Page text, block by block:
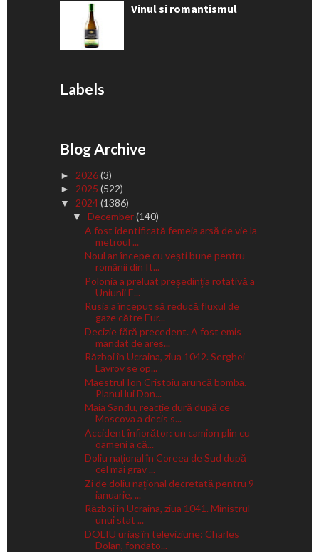
Vinul si romantismul
Labels
Blog Archive
► 2026(3)
► 2025 (522)
▼ 2024(1386)
▼ December(140)
A fost identificată femeia arsă de vie la
metroul ...
Noul an începe cu vești bune pentru
românii din It...
Polonia a preluat preşedinţia rotativă a
Uniunii E...
Rusia a început să reducă fluxul de
gaze către Eur...
Decizie fără precedent. A fost emis
mandat de ares...
Război în Ucraina, ziua 1042. Serghei
Lavrov se op...
Maestrul Ion Cristoiu aruncă bomba.
Planul lui Don...
Maia Sandu, reacție dură după ce
Moscova a decis s...
Accident înfiorător: un camion plin cu
oameni a că...
Doliu naţional în Coreea de Sud după
cel mai grav ...
Zi de doliu naţional decretată pentru 9
ianuarie, ...
Război în Ucraina, ziua 1041. Ministrul
unui stat ...
DOLIU uriaș în televiziune: Charles
Dolan, fondato...